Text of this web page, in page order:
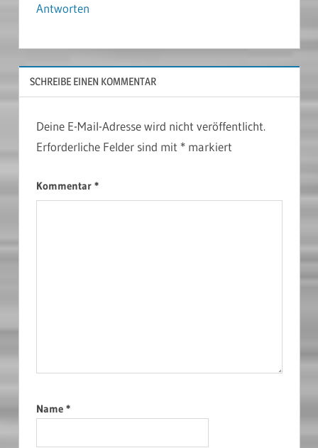
Antworten
SCHREIBE EINEN KOMMENTAR
Deine E-Mail-Adresse wird nicht veröffentlicht.
Erforderliche Felder sind mit *markiert
Kommentar *
Name *